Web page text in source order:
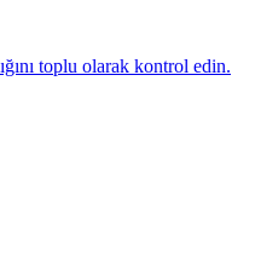
toplu olarak kontrol edin.